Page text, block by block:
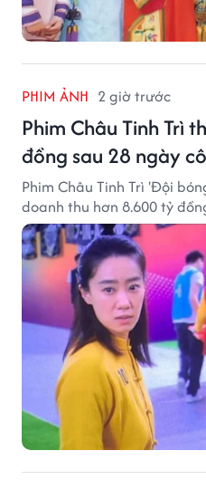
PHIM ẢNH 2 giờ trước
Phim Châu Tinh Trì
đồng sau 28 ngày
Phim Châu Tinh Trì 'Đội
doanh thu hơn 8.600 tỷ